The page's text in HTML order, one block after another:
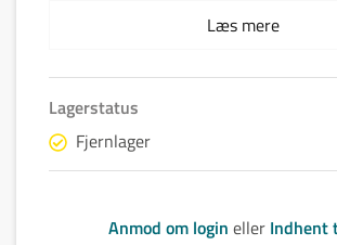
Læs mere
Lagerstatus
Fjernlager
Anmod om login eller Indhent